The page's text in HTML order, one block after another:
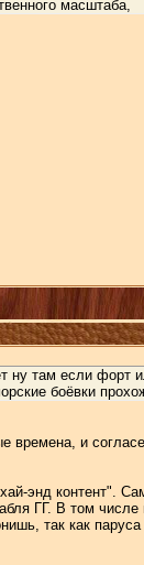
масштаба,
там если форт
боёвки
и
энд контент".
ГГ. В том
так как